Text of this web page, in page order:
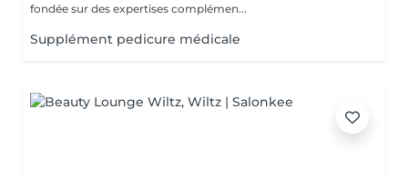
fondée sur des expertises complémen...
Supplément pedicure médicale